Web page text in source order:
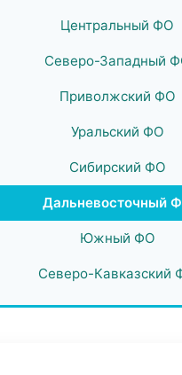
Центральный ФО
Северо-Западный
Приволжский ФО
Уральский ФО
Сибирский ФО
Дальневосточный
Южный ФО
Северо-Кавказский